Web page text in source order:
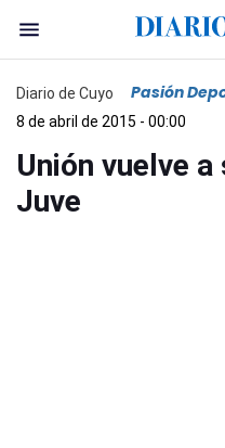
Diario de Cuyo Pasión
8 de abril de 2015 - 00:00
Unión vuelve
Juve